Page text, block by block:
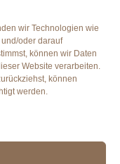
wir Technologien wie
oder darauf
können wir Daten
Website verarbeiten.
können
werden.